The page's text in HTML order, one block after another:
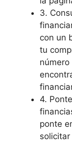
3.
con un
tu
4.
ponte